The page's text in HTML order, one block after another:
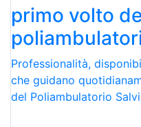
primo volto
Professionalità,
che guidano
del Poliambulatorio Salvi